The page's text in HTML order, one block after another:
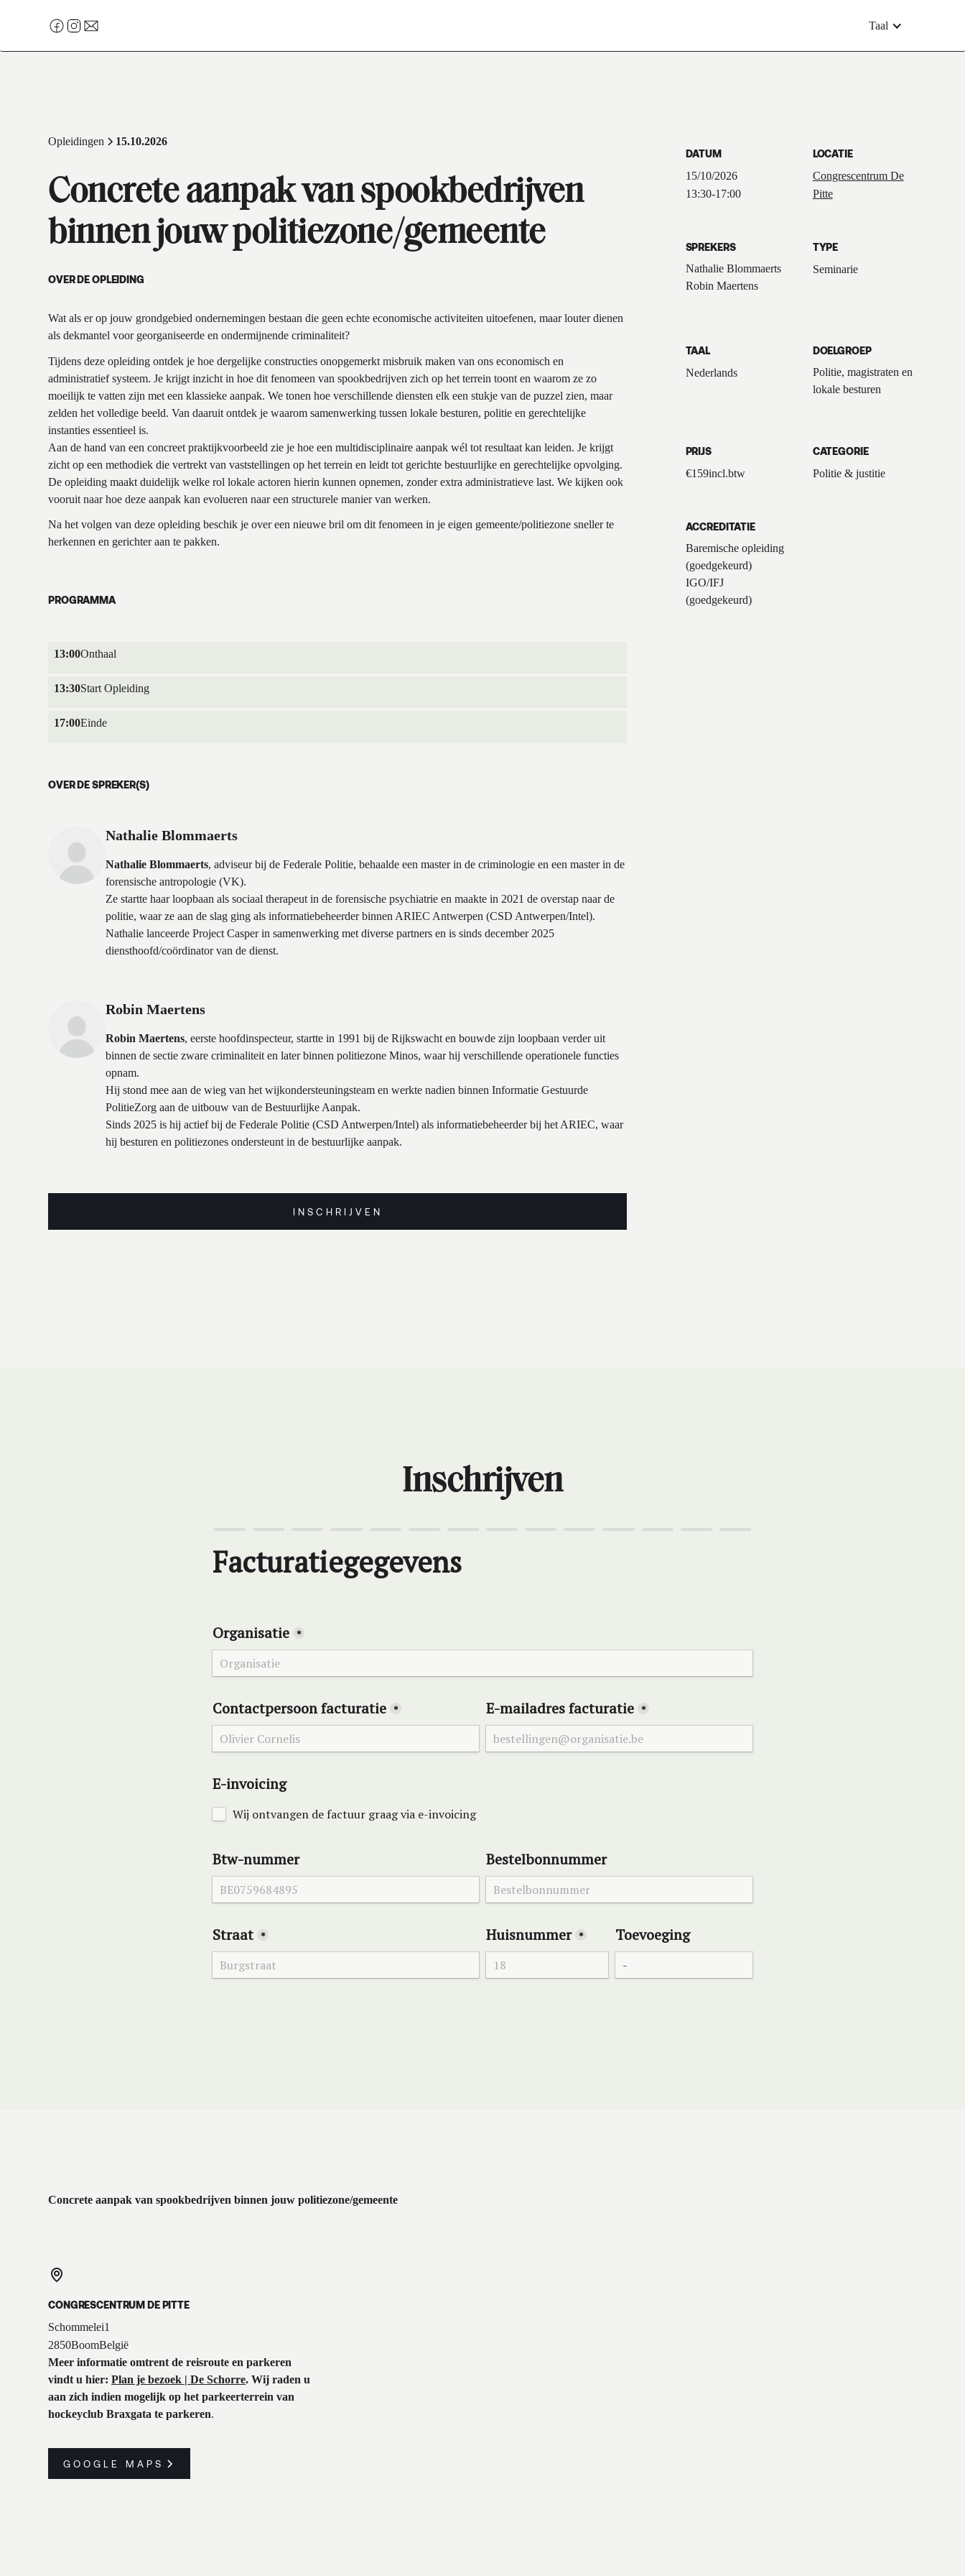
Taal
Opleidingen 15.10.2026
Concrete aanpak van spookbedrijven
binnen jouw politiezone/gemeente
OVER DE OPLEIDING
Wat als er op jouw grondgebied ondernemingen bestaan die geen echte economische activiteiten uitoefenen, maar louter dienen
als dekmantel voor georganiseerde en ondermijnende criminaliteit?
Tijdens deze opleiding ontdek je hoe dergelijke constructies onopgemerkt misbruik maken van ons economisch en
administratief systeem. Je krijgt inzicht in hoe dit fenomeen van spookbedrijven zich op het terrein toont en waarom ze zo
moeilijk te vatten zijn met een klassieke aanpak. We tonen hoe verschillende diensten elk een stukje van de puzzel zien, maar
zelden het volledige beeld. Van daaruit ontdek je waarom samenwerking tussen lokale besturen, politie en gerechtelijke
instanties essentieel is.
Aan de hand van een concreet praktijkvoorbeeld zie je hoe een multidisciplinaire aanpak wél tot resultaat kan leiden. Je krijgt
zicht op een methodiek die vertrekt van vaststellingen op het terrein en leidt tot gerichte bestuurlijke en gerechtelijke opvolging.
De opleiding maakt duidelijk welke rol lokale actoren hierin kunnen opnemen, zonder extra administratieve last. We kijken ook
vooruit naar hoe deze aanpak kan evolueren naar een structurele manier van werken.
Na het volgen van deze opleiding beschik je over een nieuwe bril om dit fenomeen in je eigen gemeente/politiezone sneller te
herkennen en gerichter aan te pakken.
PROGRAMMA
13:00Onthaal
13:30Start Opleiding
17:00Einde
OVER DE SPREKER(S)
Nathalie Blommaerts
Nathalie Blommaerts, adviseur bij de Federale Politie, behaalde een master in de criminologie en een master in de
forensische antropologie (VK).
Ze startte haar loopbaan als sociaal therapeut in de forensische psychiatrie en maakte in 2021 de overstap naar de
politie, waar ze aan de slag ging als informatiebeheerder binnen ARIEC Antwerpen (CSD Antwerpen/Intel).
Nathalie lanceerde Project Casper in samenwerking met diverse partners en is sinds december 2025
diensthoofd/coördinator van de dienst.
Robin Maertens
Robin Maertens, eerste hoofdinspecteur, startte in 1991 bij de Rijkswacht en bouwde zijn loopbaan verder uit
binnen de sectie zware criminaliteit en later binnen politiezone Minos, waar hij verschillende operationele functies
opnam.
Hij stond mee aan de wieg van het wijkondersteuningsteam en werkte nadien binnen Informatie Gestuurde
PolitieZorg aan de uitbouw van de Bestuurlijke Aanpak.
Sinds 2025 is hij actief bij de Federale Politie (CSD Antwerpen/Intel) als informatiebeheerder bij het ARIEC, waar
hij besturen en politiezones ondersteunt in de bestuurlijke aanpak.
INSCHRIJVEN
DATUM
15/10/2026
13:30-17:00
LOCATIE
Congrescentrum De
Pitte
SPREKERS
Nathalie Blommaerts
Robin Maertens
TYPE
Seminarie
TAAL
Nederlands
DOELGROEP
Politie, magistraten en
lokale besturen
PRIJS
€159incl.btw
CATEGORIE
Politie & justitie
ACCREDITATIE
Baremische opleiding
(goedgekeurd)
IGO/IFJ
(goedgekeurd)
Inschrijven
Concrete aanpak van spookbedrijven binnen jouw politiezone/gemeente
CONGRESCENTRUM DE PITTE
Schommelei1
2850BoomBelgië
Meer informatie omtrent de reisroute en parkeren
vindt u hier:Plan je bezoek | De Schorre. Wij raden u
aan zich indien mogelijk op het parkeerterrein van
hockeyclub Braxgata te parkeren.
GOOGLE MAPS